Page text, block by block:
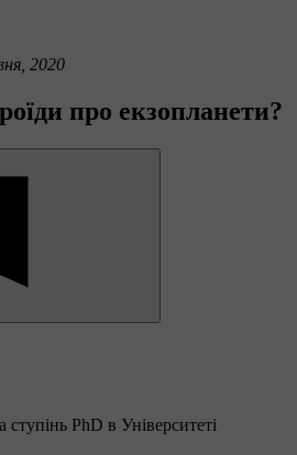
2020
про екзопланети?
PhD в Університеті